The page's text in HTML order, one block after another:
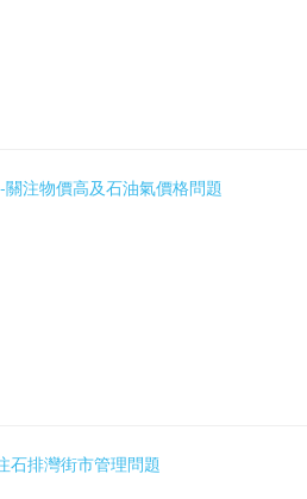
注物價高及石油氣價格問題
石排灣街市管理問題